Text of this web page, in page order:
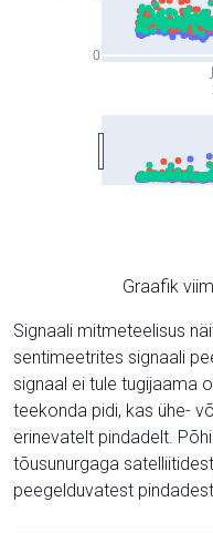
0
Graafik
Signaali mitmeteelisus
sentimeetrites signaali
signaal ei tule tugijaama
teekonda pidi, kas ühe-
erinevatelt pindadelt.
tõusunurgaga
peegelduvatest pindadest.